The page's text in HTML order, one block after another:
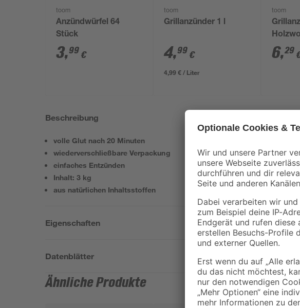
toom
Anzündwürfel 64
Stück
3,99 €
toom
Grillanzünder 1 l
4,99 €
4,99 € / Liter
toom
6,29
Beschreibung
volle Glut nach 20 Minuten
wiederverschließbare Verpackung
einfaches Entzünden
Inhalt: 3 kg
aus natürlichen Inhaltsstoffen
Eigenschaften
Datenblätter
Ähnliche Produkte